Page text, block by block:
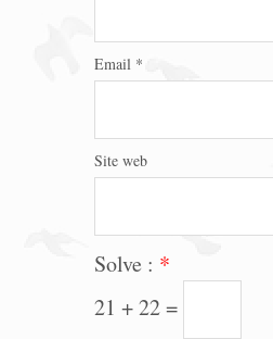
Email *
Site web
Solve : *
21 + 22 =